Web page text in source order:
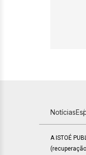
Notícias
A ISTOÉ